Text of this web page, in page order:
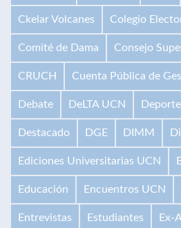
Ckelar Volcanes Colegio
Comité de Dama Consejo
CRUCH Cuenta Pública de
Debate DeLTA UCN Deporte
Destacado DGE DIMM
Ediciones Universitarias UCN
Educación Encuentros UCN
Entrevistas Estudiantes Ex-